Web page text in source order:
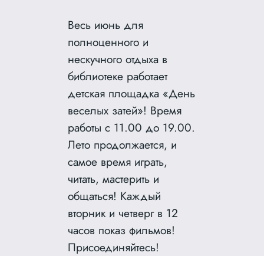
Весь июнь для
полноценного и
нескучного отдыха в
библиотеке работает
детская площадка «День
веселых затей»! Время
работы с 11.00 до 19.00.
Лето продолжается, и
самое время играть,
читать, мастерить и
общаться! Каждый
вторник и четверг в 12
часов показ фильмов!
Присоединяйтесь!